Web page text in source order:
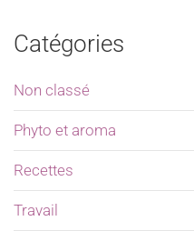
Catégories
Non classé
Phyto et aroma
Recettes
Travail